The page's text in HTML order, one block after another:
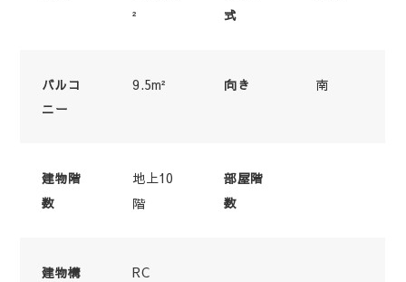
²
式
バルコ
ニー
9.5m² 向き 南
建物階
数
地上10
階
部屋階
数
建物構
RC